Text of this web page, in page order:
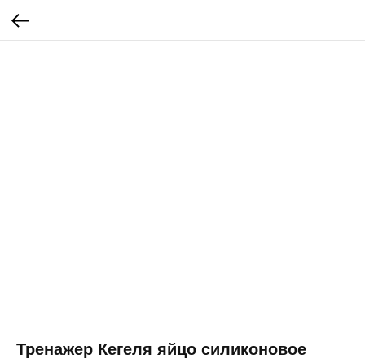
Тренажер Кегеля яйцо силиконовое